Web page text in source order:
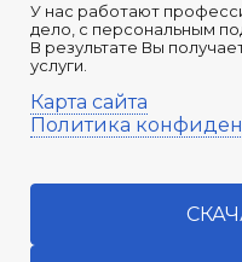
У нас работают
дело, с персональным
В результате Вы
услуги.
Карта сайта
Политика